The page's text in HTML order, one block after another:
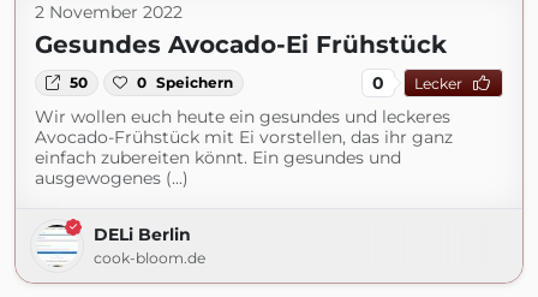
2 November 2022
Gesundes Avocado-Ei Frühstück
50 0 Speichern 0 Lecker
Wir wollen euch heute ein gesundes und leckeres
Avocado-Frühstück mit Ei vorstellen, das ihr ganz
einfach zubereiten könnt. Ein gesundes und
ausgewogenes (...)
DELi Berlin
cook-bloom.de